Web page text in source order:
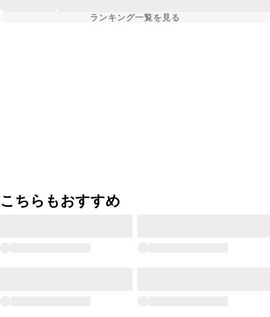
ランキング一覧を見る
こちらもおすすめ